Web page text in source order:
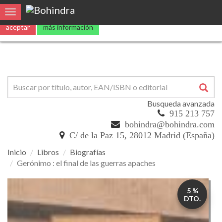
Utilizamoscookies propias y de terceros para mejorar nuestros
aceptar más información
Toggle navigation
Busqueda avanzada
915 213 757
bohindra@bohindra.com
C/ de la Paz 15, 28012 Madrid (España)
Inicio Libros
Biografías
Gerónimo : el final de las guerras apaches
:
el
5 %
DTO.